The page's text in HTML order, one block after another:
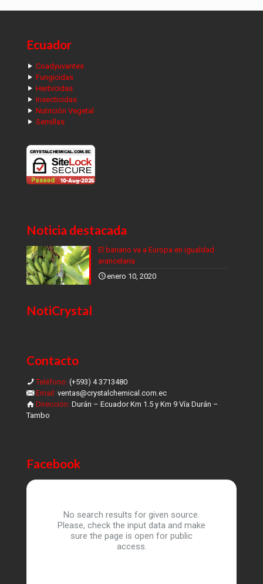
Ecuador
Coadyuvantes
Fungicidas
Herbicidas
Insecticidas
Nutrición Vegetal
Semillas
Noticia destacada
El banano va a Europa en igualdad
arancelaria
enero 10, 2020
NotiCrystal
Contacto
Teléfono: (+593) 4 3713480
Email: ventas@crystalchemical.com.ec
Dirección: Durán – Ecuador Km 1.5 y Km 9 Vía Durán –
Tambo
Facebook
No search results for given source.
Please, check the input data and make
sure the page is open for public
access.